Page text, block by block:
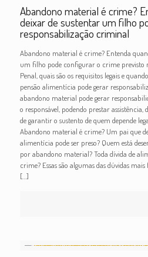
Abandono material é crime?
deixar de sustentar um filho
responsabilização criminal
Abandono material é crime? Entenda
um filho pode configurar o crime previsto
Penal, quais são os requisitos legais e
pensão alimentícia pode gerar
abandono material pode gerar
o responsável, podendo prestar
de garantir o sustento de quem depende
Abandono material é crime? Um pai que
alimentícia pode ser preso? Quem está
por abandono material? Toda dívida de
crime? Essas são algumas das dúvidas
[…]